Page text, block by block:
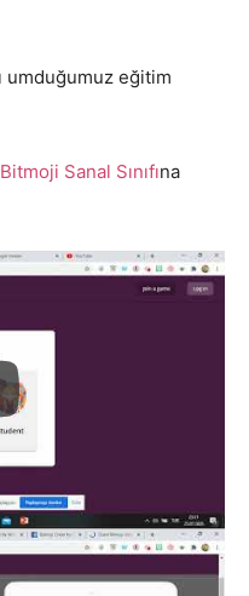
umduğumuz eğitim
Bitmoji Sanal Sınıfına